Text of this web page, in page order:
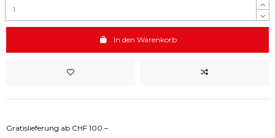
In den Warenkorb
Gratislieferung ab CHF 100.–